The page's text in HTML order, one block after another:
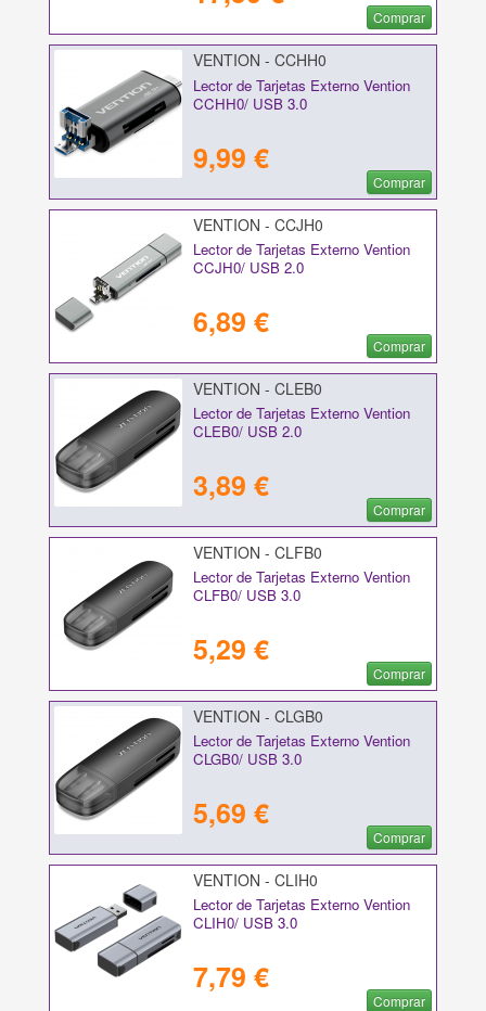
Comprar
VENTION - CCHH0
Lector de Tarjetas Externo Vention
CCHH0/ USB 3.0
9,99 €
Comprar
VENTION - CCJH0
Lector de Tarjetas Externo Vention
CCJH0/ USB 2.0
6,89 €
Comprar
VENTION - CLEB0
Lector de Tarjetas Externo Vention
CLEB0/ USB 2.0
3,89 €
Comprar
VENTION - CLFB0
Lector de Tarjetas Externo Vention
CLFB0/ USB 3.0
5,29 €
Comprar
VENTION - CLGB0
Lector de Tarjetas Externo Vention
CLGB0/ USB 3.0
5,69 €
Comprar
VENTION - CLIH0
Lector de Tarjetas Externo Vention
CLIH0/ USB 3.0
7,79 €
Comprar